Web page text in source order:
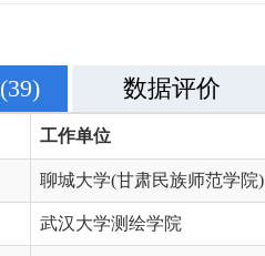
(39) 数据评价
工作单位
聊城大学(甘肃民族师范学院)
武汉大学测绘学院